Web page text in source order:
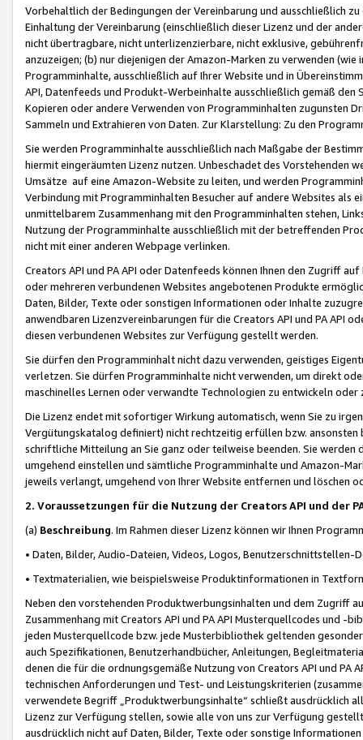
Vorbehaltlich der Bedingungen der Vereinbarung und ausschließlich
Einhaltung der Vereinbarung (einschließlich dieser Lizenz und der
nicht übertragbare, nicht unterlizenzierbare, nicht exklusive,
anzuzeigen; (b) nur diejenigen der Amazon-Marken zu verwenden
Programminhalte, ausschließlich auf Ihrer Website und in
API, Datenfeeds und Produkt-Werbeinhalte ausschließlich gemäß
Kopieren oder andere Verwenden von Programminhalten zugunsten
Sammeln und Extrahieren von Daten. Zur Klarstellung: Zu den
Sie werden Programminhalte ausschließlich nach Maßgabe der
hiermit eingeräumten Lizenz nutzen. Unbeschadet des Vorstehenden
Umsätze auf eine Amazon-Website zu leiten, und werden
Verbindung mit Programminhalten Besucher auf andere Websites als
unmittelbarem Zusammenhang mit den Programminhalten stehen,
Nutzung der Programminhalte ausschließlich mit der betreffenden
nicht mit einer anderen Webpage verlinken.
Creators API und PA API oder Datenfeeds können Ihnen den Zugriff
oder mehreren verbundenen Websites angebotenen Produkte
Daten, Bilder, Texte oder sonstigen Informationen oder Inhalte
anwendbaren Lizenzvereinbarungen für die Creators API und PA API
diesen verbundenen Websites zur Verfügung gestellt werden.
Sie dürfen den Programminhalt nicht dazu verwenden, geistiges
verletzen. Sie dürfen Programminhalte nicht verwenden, um direkt
maschinelles Lernen oder verwandte Technologien zu entwickeln
Die Lizenz endet mit sofortiger Wirkung automatisch, wenn Sie zu
Vergütungskatalog definiert) nicht rechtzeitig erfüllen bzw. ansonsten
schriftliche Mitteilung an Sie ganz oder teilweise beenden. Sie werden
umgehend einstellen und sämtliche Programminhalte und Amazon-
jeweils verlangt, umgehend von Ihrer Website entfernen und löschen
2. Voraussetzungen für die Nutzung der Creators API und der
(a) Beschreibung. Im Rahmen dieser Lizenz können wir Ihnen
• Daten, Bilder, Audio-Dateien, Videos, Logos, Benutzerschnittstellen-
• Textmaterialien, wie beispielsweise Produktinformationen in
Neben den vorstehenden Produktwerbungsinhalten und dem Zugriff
Zusammenhang mit Creators API und PA API Musterquellcodes und
jeden Musterquellcode bzw. jede Musterbibliothek geltenden
auch Spezifikationen, Benutzerhandbücher, Anleitungen,
denen die für die ordnungsgemäße Nutzung von Creators API und PA
technischen Anforderungen und Test- und Leistungskriterien
verwendete Begriff „Produktwerbungsinhalte“ schließt ausdrücklich
Lizenz zur Verfügung stellen, sowie alle von uns zur Verfügung
ausdrücklich nicht auf Daten, Bilder, Texte oder sonstige